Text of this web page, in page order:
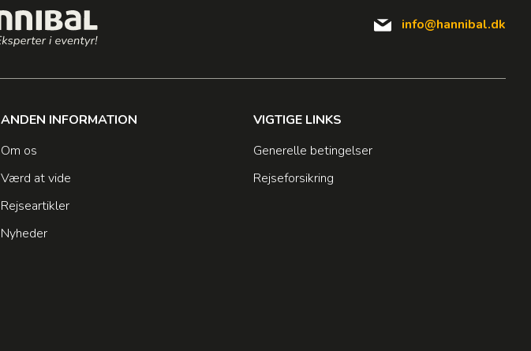
info@hannibal.dk
ANDEN INFORMATION
Om os
Værd at vide
Rejseartikler
Nyheder
VIGTIGE LINKS
Generelle betingelser
Rejseforsikring